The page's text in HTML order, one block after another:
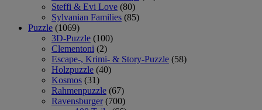
Steffi & Evi Love (80)
Sylvanian Families (85)
Puzzle (1069)
3D-Puzzle (100)
Clementoni (2)
Escape-, Krimi- & Story-Puzzle (58)
Holzpuzzle (40)
Kosmos (31)
Rahmenpuzzle (67)
Ravensburger (700)